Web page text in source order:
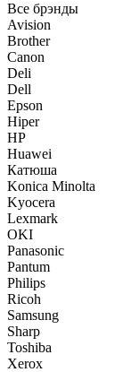
Все брэнды
Avision
Brother
Canon
Deli
Dell
Epson
Hiper
HP
Huawei
Катюша
Konica Minolta
Kyocera
Lexmark
OKI
Panasonic
Pantum
Philips
Ricoh
Samsung
Sharp
Toshiba
Xerox